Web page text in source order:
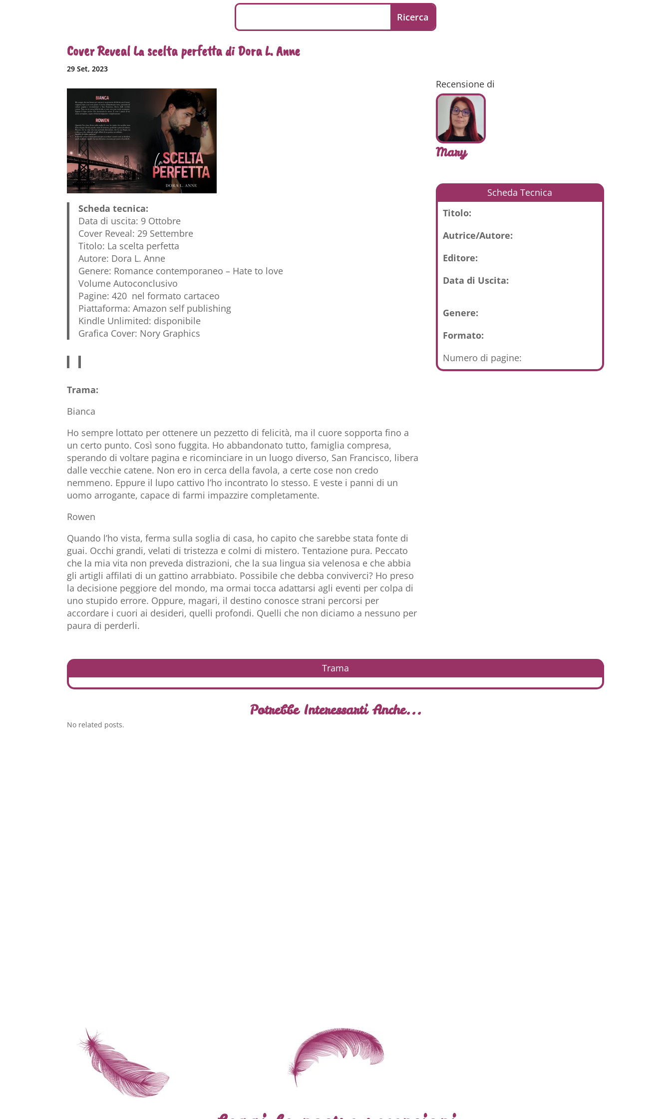
Cover Reveal La scelta perfetta di Dora L. Anne
29 Set, 2023
Scheda tecnica:
Data di uscita: 9 Ottobre
Cover Reveal: 29 Settembre
Titolo: La scelta perfetta
Autore: Dora L. Anne
Genere: Romance contemporaneo – Hate to love
Volume Autoconclusivo
Pagine: 420 nel formato cartaceo
Piattaforma: Amazon self publishing
Kindle Unlimited: disponibile
Grafica Cover: Nory Graphics
Trama:
Bianca
Ho sempre lottato per ottenere un pezzetto di felicità, ma il cuore sopporta fino a
un certo punto. Così sono fuggita. Ho abbandonato tutto, famiglia compresa,
sperando di voltare pagina e ricominciare in un luogo diverso, San Francisco, libera
dalle vecchie catene. Non ero in cerca della favola, a certe cose non credo
nemmeno. Eppure il lupo cattivo l’ho incontrato lo stesso. E veste i panni di un
uomo arrogante, capace di farmi impazzire completamente.
Rowen
Quando l’ho vista, ferma sulla soglia di casa, ho capito che sarebbe stata fonte di
guai. Occhi grandi, velati di tristezza e colmi di mistero. Tentazione pura. Peccato
che la mia vita non preveda distrazioni, che la sua lingua sia velenosa e che abbia
gli artigli affilati di un gattino arrabbiato. Possibile che debba conviverci? Ho preso
la decisione peggiore del mondo, ma ormai tocca adattarsi agli eventi per colpa di
uno stupido errore. Oppure, magari, il destino conosce strani percorsi per
accordare i cuori ai desideri, quelli profondi. Quelli che non diciamo a nessuno per
paura di perderli.
Recensione di
Mary
Scheda Tecnica
Titolo:
Autrice/Autore:
Editore:
Data di Uscita:
Genere:
Formato:
Numero di pagine:
Trama
Potrebbe Interessarti Anche...
No related posts.